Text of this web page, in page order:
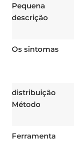
Pequena
descrição
Os sintomas
distribuição
Método
Ferramenta